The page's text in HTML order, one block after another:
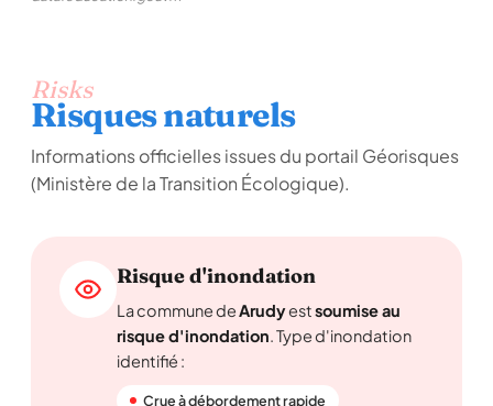
Risks
Risques naturels
Informations officielles issues du portail Géorisques
(Ministère de la Transition Écologique).
Risque d'inondation
La commune deArudyestsoumise au
risque d'inondation. Type d'inondation
identifié :
Crue à débordement rapide